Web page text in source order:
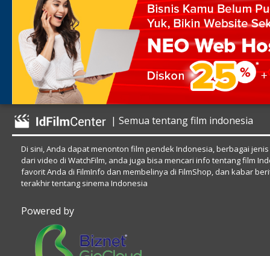
| Semua tentang film indonesia
Di sini, Anda dapat menonton film pendek Indonesia, berbagai
dari video di WatchFilm, anda juga bisa mencari info tentang film
favorit Anda di FilmInfo dan membelinya di FilmShop, dan kabar
terakhir tentang sinema Indonesia
Powered by